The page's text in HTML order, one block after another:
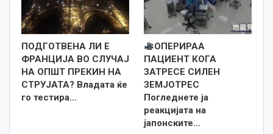
ПОДГОТВЕНА ЛИ Е
ФРАНЦИЈА ВО СЛУЧАЈ
НА ОПШТ ПРЕКИН НА
СТРУЈАТА? Владата ќе
го тестира…
ОПЕРИРАА
ПАЦИЕНТ КОГА
ЗАТРЕСЕ СИЛЕН
ЗЕМЈОТРЕС
Погледнете ја
реакцијата на
јапонските…